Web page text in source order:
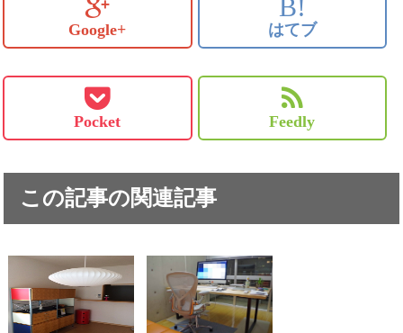
Google+
B!
はてブ
Pocket Feedly
この記事の関連記事